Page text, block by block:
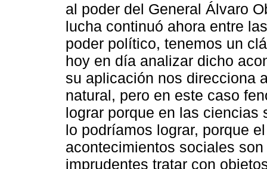
al poder del General Álvaro
lucha continuó ahora entre
poder político, tenemos un
hoy en día analizar dicho
su aplicación nos direcciona
natural, pero en este caso
lograr porque en las
lo podríamos lograr, porque
acontecimientos sociales
imprudentes tratar con